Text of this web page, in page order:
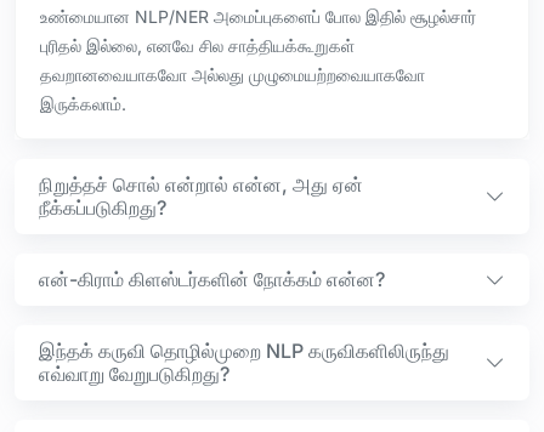
உண்மையான NLP/NER அமைப்புகளைப் போல இதில் சூழல்சார்
புரிதல் இல்லை, எனவே சில சாத்தியக்கூறுகள்
தவறானவையாகவோ அல்லது முழுமையற்றவையாகவோ
இருக்கலாம்.
நிறுத்தச் சொல் என்றால் என்ன, அது ஏன்
நீக்கப்படுகிறது?
என்-கிராம் கிளஸ்டர்களின் நோக்கம் என்ன?
இந்தக் கருவி தொழில்முறை NLP கருவிகளிலிருந்து
எவ்வாறு வேறுபடுகிறது?